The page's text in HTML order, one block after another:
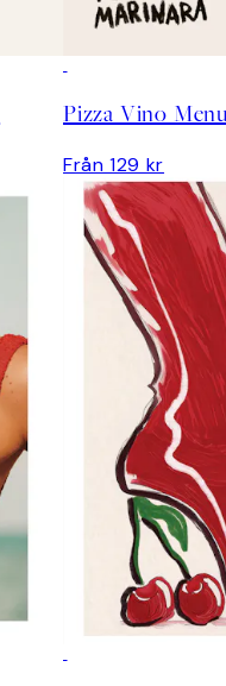
Pizza Vino
Från 129 kr
PRENUMERERA